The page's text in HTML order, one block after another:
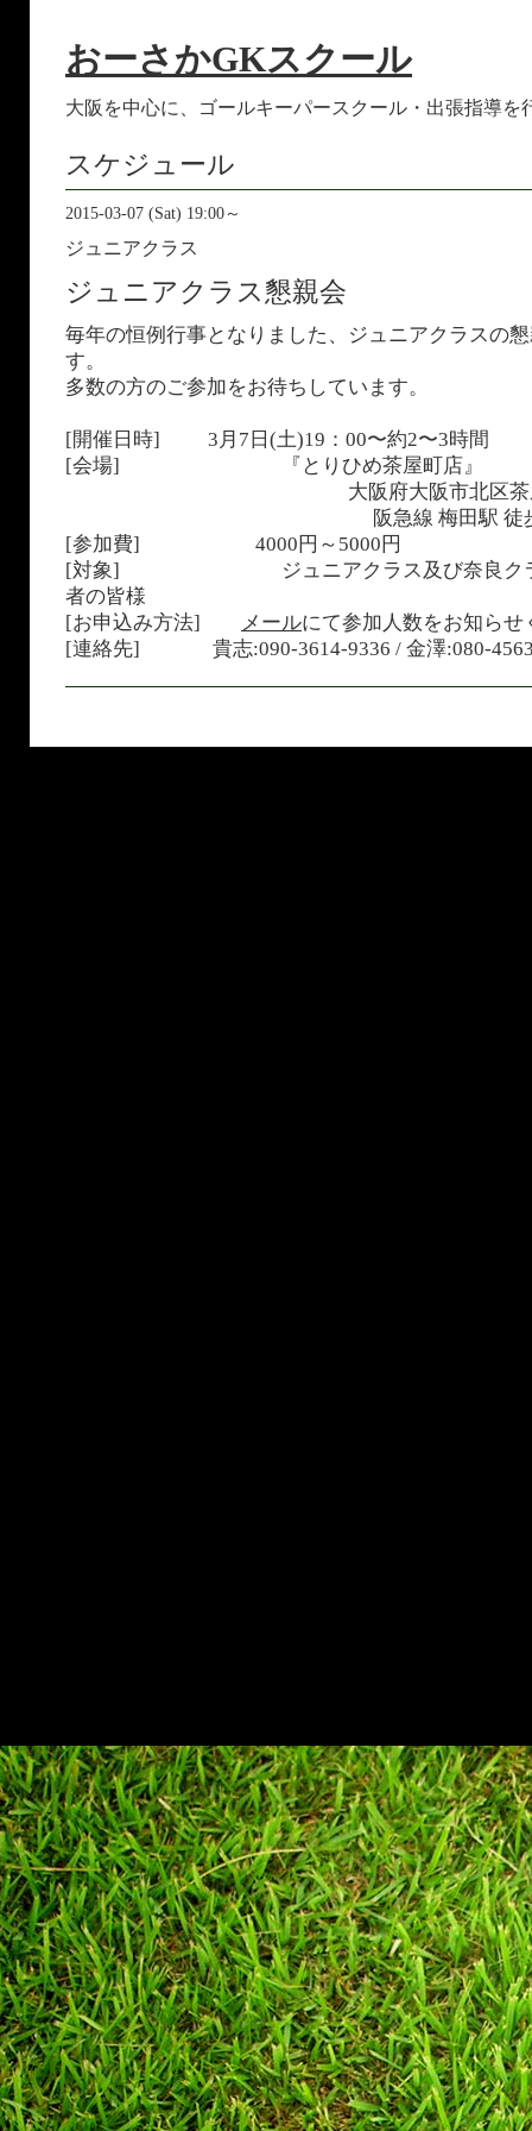
おーさかGKスクール
大阪を中心に、ゴールキーパースクール・出張指導を
スケジュール
2015-03-07 (Sat) 19:00～
ジュニアクラス
ジュニアクラス懇親会
毎年の恒例行事となりました、ジュニアクラスの
す。
多数の方のご参加をお待ちしています。
[開催日時] 3月7日(土)19：00〜約2〜3時間
[会場] 『とりひめ茶屋町店』
大阪府大阪市北区茶屋
阪急線 梅田駅 徒歩1
[参加費] 4000円～5000円
[対象] ジュニアクラス及び奈良クラ
者の皆様
[お申込み方法]
メールにて参加人数をお知らせ
[連絡先] 貴志:090-3614-9336 / 金澤:080-